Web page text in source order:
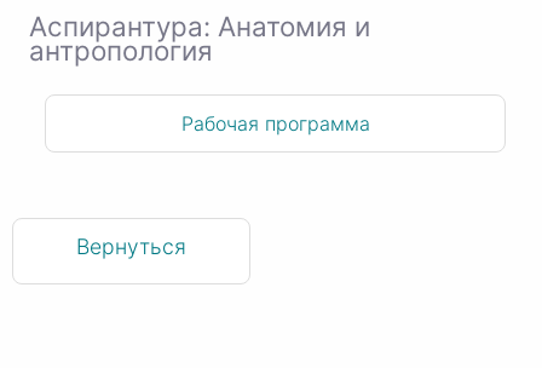
Аспирантура: Анатомия и
антропология
Рабочая программа
Вернуться